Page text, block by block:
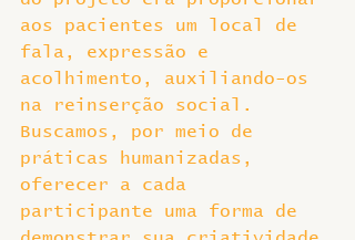
aos pacientes um local de
fala, expressão e
acolhimento, auxiliando-os
na reinserção social.
Buscamos, por meio de
práticas humanizadas,
oferecer a cada
participante uma forma de